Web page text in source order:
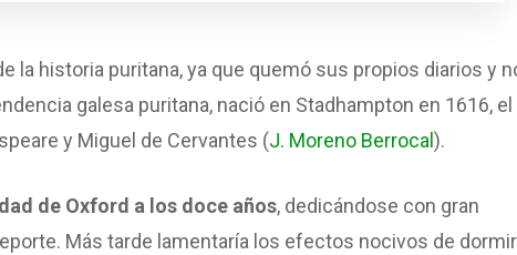
la historia puritana, ya que quemó sus propios diarios y
galesa puritana, nació en Stadhampton en 1616, el
y Miguel de Cervantes (J. Moreno Berrocal).
de Oxford a los doce años, dedicándose con gran
Más tarde lamentaría los efectos nocivos de dormir